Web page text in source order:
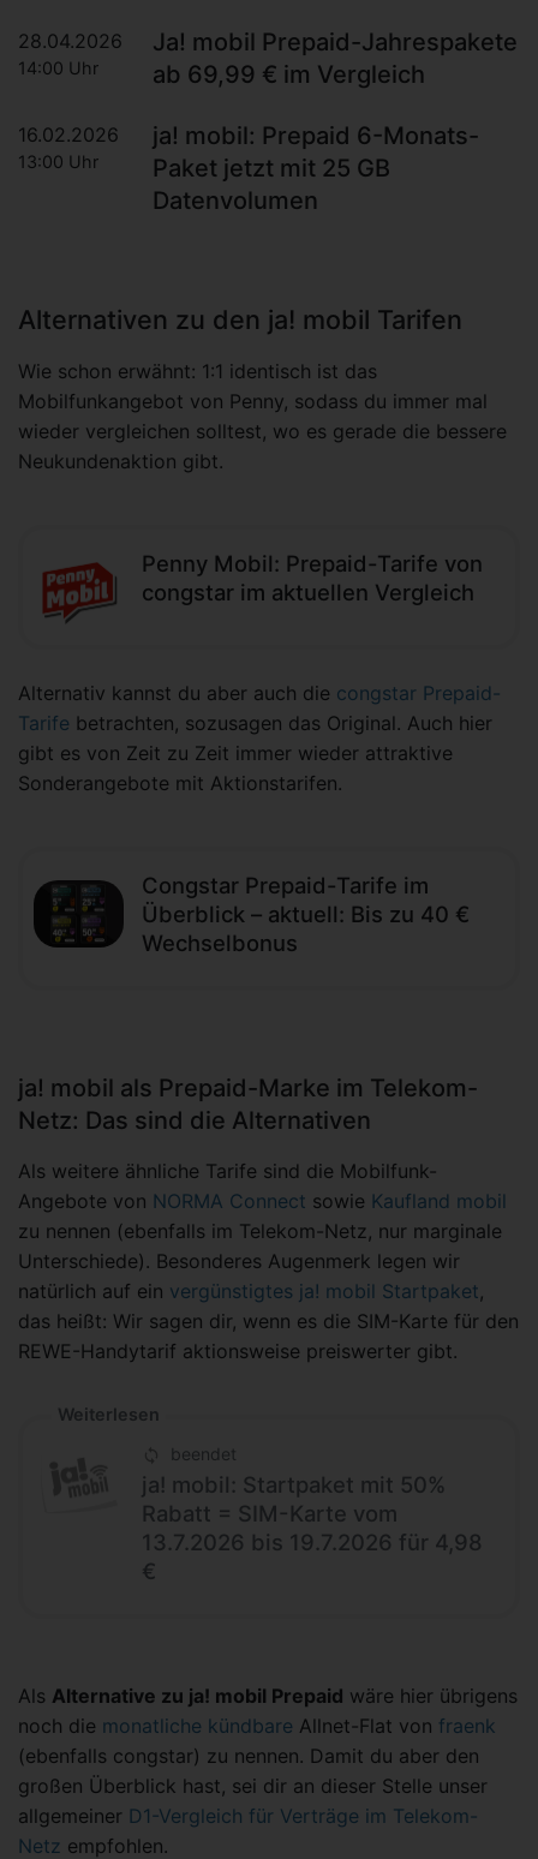
28.04.2026
14:00 Uhr
Ja! mobil Prepaid-Jahrespakete
ab 69,99 € im Vergleich
16.02.2026
13:00 Uhr
ja! mobil: Prepaid 6-Monats-
Paket jetzt mit 25 GB
Datenvolumen
Alternativen zu den ja! mobil Tarifen
Wie schon erwähnt: 1:1 identisch ist das
Mobilfunkangebot von Penny, sodass du immer mal
wieder vergleichen solltest, wo es gerade die bessere
Neukundenaktion gibt.
Penny Mobil: Prepaid-Tarife von
congstar im aktuellen Vergleich
Alternativ kannst du aber auch die congstar Prepaid-
Tarife betrachten, sozusagen das Original. Auch hier
gibt es von Zeit zu Zeit immer wieder attraktive
Sonderangebote mit Aktionstarifen.
Congstar Prepaid-Tarife im
Überblick – aktuell: Bis zu 40 €
Wechselbonus
ja! mobil als Prepaid-Marke im Telekom-
Netz: Das sind die Alternativen
Als weitere ähnliche Tarife sind die Mobilfunk-
Angebote von NORMA Connect sowie Kaufland mobil
zu nennen (ebenfalls im Telekom-Netz, nur marginale
Unterschiede). Besonderes Augenmerk legen wir
natürlich auf ein vergünstigtes ja! mobil Startpaket,
das heißt: Wir sagen dir, wenn es die SIM-Karte für den
REWE-Handytarif aktionsweise preiswerter gibt.
Weiterlesen
beendet
ja! mobil: Startpaket mit 50%
Rabatt = SIM-Karte vom
13.7.2026 bis 19.7.2026 für 4,98
€
Als Alternative zu ja! mobil Prepaid wäre hier übrigens
noch die monatliche kündbare Allnet-Flat von fraenk
(ebenfalls congstar) zu nennen. Damit du aber den
großen Überblick hast, sei dir an dieser Stelle unser
allgemeiner D1-Vergleich für Verträge im Telekom-
Netz empfohlen.